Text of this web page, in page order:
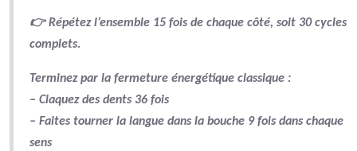
👉 Répétez l’ensemble 15 fois de chaque côté, soit 30 cycles
complets.
Terminez par la fermeture énergétique classique :
– Claquez des dents 36 fois
– Faites tourner la langue dans la bouche 9 fois dans chaque
sens